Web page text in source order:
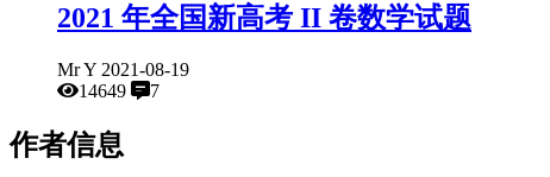
2021 年全国新高考 II 卷数学试题
Mr Y 2021-08-19
14649
7
作者信息